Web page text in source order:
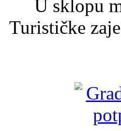
U sklopu
Turističke